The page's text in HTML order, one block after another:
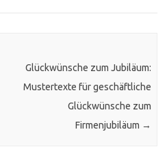
Glückwünsche zum Jubiläum:
Mustertexte für geschäftliche
Glückwünsche zum
Firmenjubiläum →